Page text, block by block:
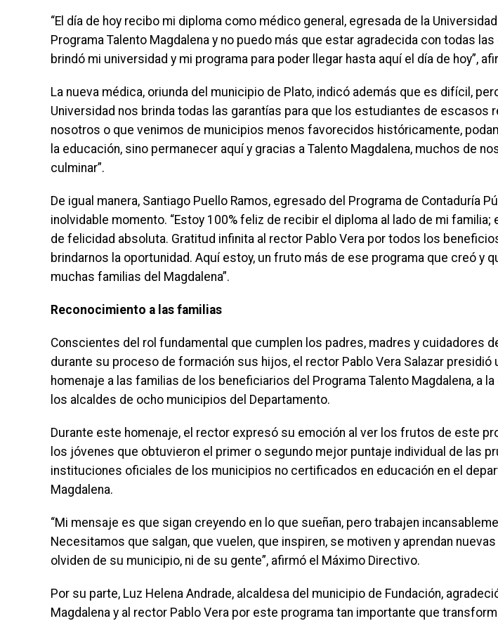
“El día de hoy recibo mi diploma como médico general, egresada de la
Programa Talento Magdalena y no puedo más que estar agradecida con todas
brindó mi universidad y mi programa para poder llegar hasta aquí el día de hoy”,
La nueva médica, oriunda del municipio de Plato, indicó además que es difícil,
Universidad nos brinda todas las garantías para que los estudiantes de escasos
nosotros o que venimos de municipios menos favorecidos históricamente,
la educación, sino permanecer aquí y gracias a Talento Magdalena, muchos de
culminar”.
De igual manera, Santiago Puello Ramos, egresado del Programa de Contaduría
inolvidable momento. “Estoy 100% feliz de recibir el diploma al lado de mi
de felicidad absoluta. Gratitud infinita al rector Pablo Vera por todos los
brindarnos la oportunidad. Aquí estoy, un fruto más de ese programa que creó y
muchas familias del Magdalena”.
Reconocimiento a las familias
Conscientes del rol fundamental que cumplen los padres, madres y cuidadores
durante su proceso de formación sus hijos, el rector Pablo Vera Salazar presidió
homenaje a las familias de los beneficiarios del Programa Talento Magdalena, a
los alcaldes de ocho municipios del Departamento.
Durante este homenaje, el rector expresó su emoción al ver los frutos de este
los jóvenes que obtuvieron el primer o segundo mejor puntaje individual de las
instituciones oficiales de los municipios no certificados en educación en el
Magdalena.
“Mi mensaje es que sigan creyendo en lo que sueñan, pero trabajen
Necesitamos que salgan, que vuelen, que inspiren, se motiven y aprendan
olviden de su municipio, ni de su gente”, afirmó el Máximo Directivo.
Por su parte, Luz Helena Andrade, alcaldesa del municipio de Fundación,
Magdalena y al rector Pablo Vera por este programa tan importante que